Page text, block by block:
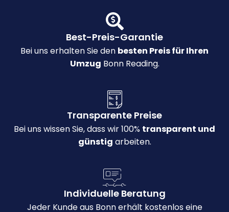
Best-Preis-Garantie
Bei uns erhalten Sie den besten Preis für Ihren
Umzug Bonn Reading.
Transparente Preise
Bei uns wissen Sie, dass wir 100% transparent und
günstig arbeiten.
Individuelle Beratung
Jeder Kunde aus Bonn erhält kostenlos eine